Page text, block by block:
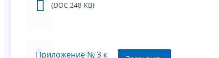
(DOC 248 KB)
Приложение № 3 к